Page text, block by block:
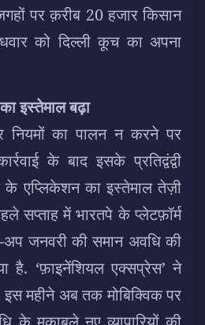
पर क़रीब 20 हजार किसान
को दिल्ली कूच का अपना
इस्तेमाल बढ़ा
नियमों का पालन न करने पर
के बाद इसके प्रतिद्वंद्वी
के एप्लिकेशन का इस्तेमाल तेज़ी
सप्ताह में भारतपे के प्लेटफ़ॉर्म
अप जनवरी की समान अवधि की
है. ‘फ़ाइनेंशियल एक्सप्रेस’ ने
इस महीने अब तक मोबिक्विक पर